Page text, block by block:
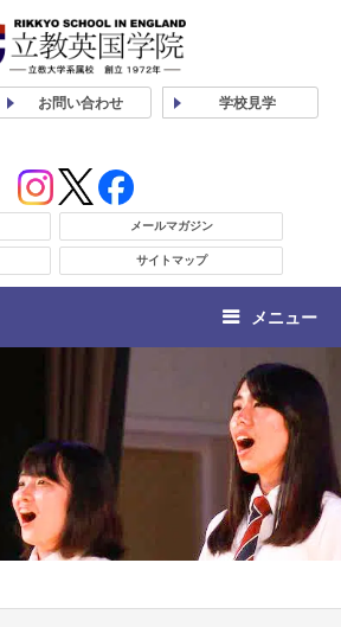
お問い合わせ 学校見学
メールマガジン
サイトマップ
メニュー